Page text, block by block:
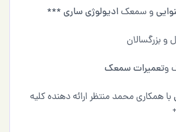
و سمعکادیولوژی ساری ***
و بزرگسالان
وتعمیرات سمعک
با همکاری محمد منتظر ارائه دهنده کلیه